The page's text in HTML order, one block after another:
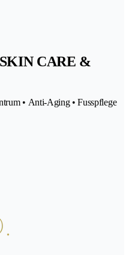
CARE &
• Anti-Aging • Fusspflege